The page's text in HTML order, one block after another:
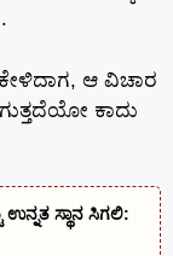
ಆ ವಿಚಾರ
ಕಾದು
ಸ್ಥಾನ ಸಿಗಲಿ: